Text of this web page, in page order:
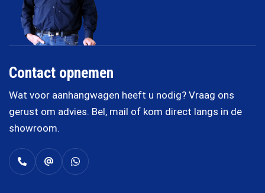
Contact opnemen
Wat voor aanhangwagen heeft u nodig? Vraag ons
gerust om advies. Bel, mail of kom direct langs in de
showroom.